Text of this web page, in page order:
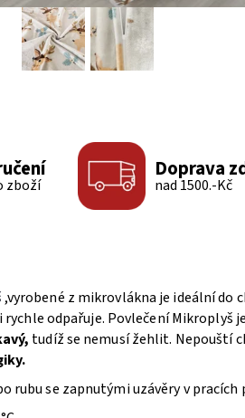
zboží
Doprava
nad 1500.-Kč
,vyrobené z mikrovlákna je ideální
rychle odpařuje. Povlečení Mikroplyš
tudíž se nemusí žehlit. Nepouští
rubu se zapnutými uzávěry v